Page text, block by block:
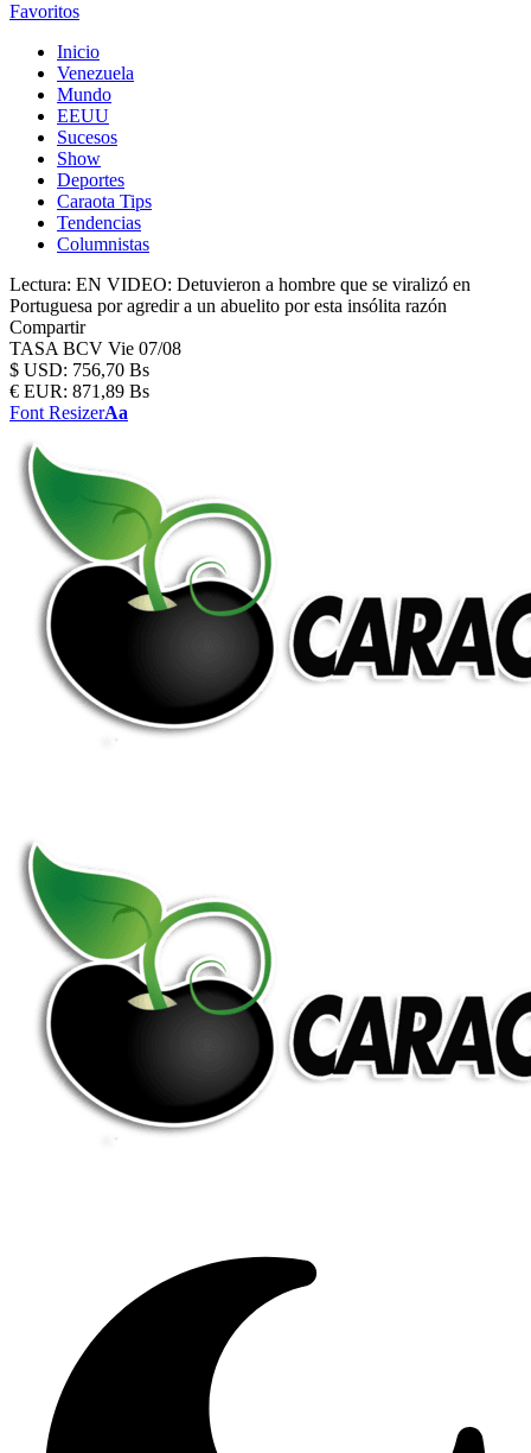
Favoritos
Inicio
Venezuela
Mundo
EEUU
Sucesos
Show
Deportes
Caraota Tips
Tendencias
Columnistas
Lectura: EN VIDEO: Detuvieron a hombre que se viralizó en
Portuguesa por agredir a un abuelito por esta insólita razón
Compartir
TASA BCV Vie 07/08
$ USD: 756,70 Bs
€ EUR: 871,89 Bs
Font ResizerAa